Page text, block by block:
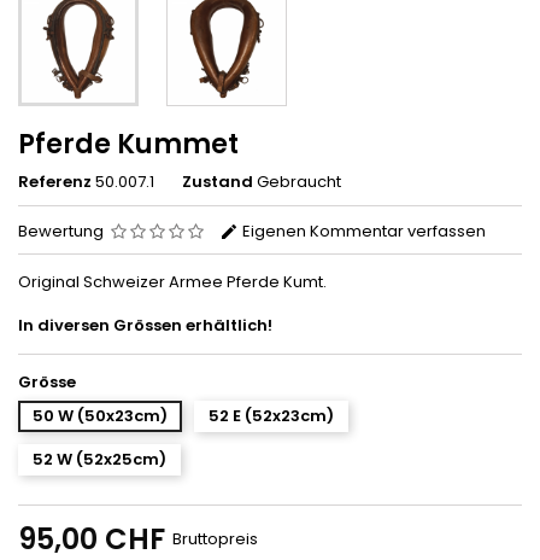
Pferde Kummet
Referenz 50.007.1 Zustand Gebraucht
Bewertung Eigenen Kommentar verfassen
Original Schweizer Armee Pferde Kumt.
In diversen Grössen erhältlich!
Grösse
50 W (50x23cm)
52 E (52x23cm)
52 W (52x25cm)
95,00 CHF Bruttopreis